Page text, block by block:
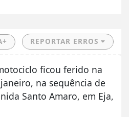
REPORTAR ERROS
ficou ferido na
na sequência de
Santo Amaro, em Eja,